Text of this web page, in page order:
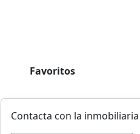
Favoritos
Contacta con la inmobiliaria